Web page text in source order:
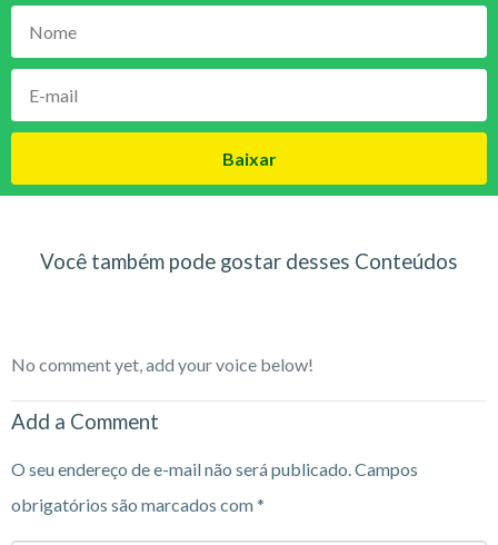
Baixar
Você também pode gostar desses Conteúdos
No comment yet, add your voice below!
Add a Comment
O seu endereço de e-mail não será publicado.Campos
obrigatórios são marcados com*